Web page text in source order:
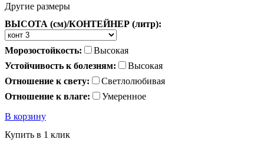
Другие размеры
ВЫСОТА (см)/КОНТЕЙНЕР (литр):
Морозостойкость:
Высокая
Устойчивость к болезням:
Высокая
Отношение к свету:
Светлолюбивая
Отношение к влаге:
Умеренное
В корзину
Купить в 1 клик